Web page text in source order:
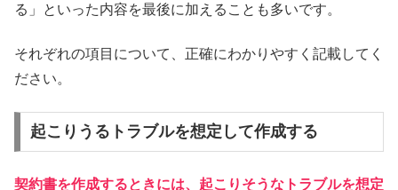
る」といった内容を最後に加えることも多いです。
それぞれの項目について、正確にわかりやすく記載してく
ださい。
起こりうるトラブルを想定して作成する
契約書を作成するときには、起こりそうなトラブルを想定